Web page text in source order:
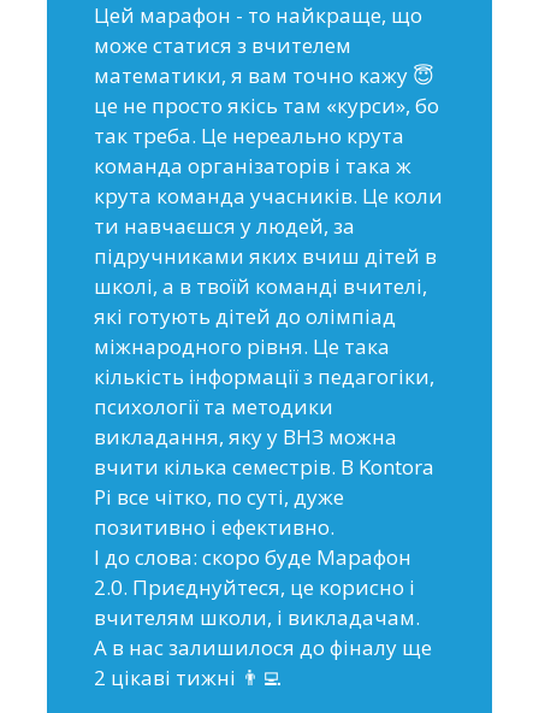
Цей марафон - то найкраще, що
може статися з вчителем
математики, я вам точно кажу 😇
це не просто якісь там «курси», бо
так треба. Це нереально крута
команда організаторів і така ж
крута команда учасників. Це коли
ти навчаєшся у людей, за
підручниками яких вчиш дітей в
школі, а в твоїй команді вчителі,
які готують дітей до олімпіад
міжнародного рівня. Це така
кількість інформації з педагогіки,
психології та методики
викладання, яку у ВНЗ можна
вчити кілька семестрів. В Kontora
Pi все чітко, по суті, дуже
позитивно і ефективно.
І до слова: скоро буде Марафон
2.0. Приєднуйтеся, це корисно і
вчителям школи, і викладачам.
А в нас залишилося до фіналу ще
2 цікаві тижні 👨‍💻